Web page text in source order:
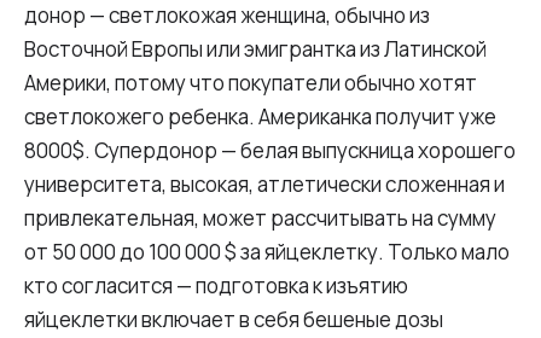
донор — светлокожая женщина, обычно из
Восточной Европы или эмигрантка из Латинской
Америки, потому что покупатели обычно хотят
светлокожего ребенка. Американка получит уже
8000$. Супердонор — белая выпускница хорошего
университета, высокая, атлетически сложенная и
привлекательная, может рассчитывать на сумму
от 50 000 до 100 000 $ за яйцеклетку. Только мало
кто согласится — подготовка к изъятию
яйцеклетки включает в себя бешеные дозы